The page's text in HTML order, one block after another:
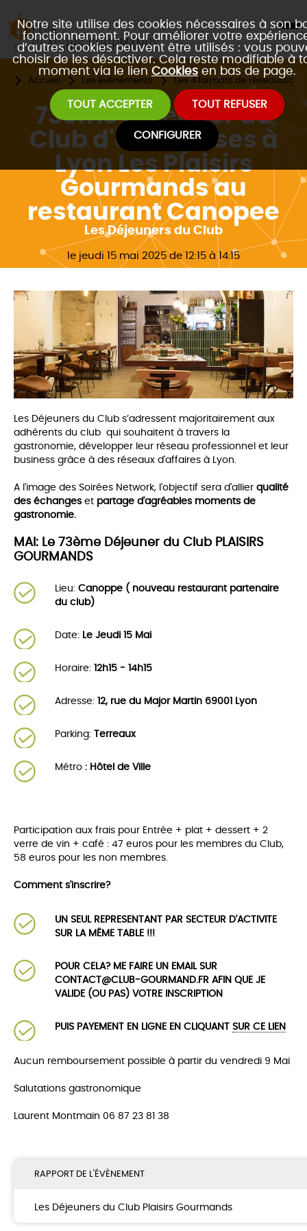
Notre site utilise des cookies nécessaires à son
fonctionnement. Pour améliorer votre
d’autres cookies peuvent être utilisés : vous
choisir de les désactiver. Cela reste modifiable à
moment via le lien Cookies en bas de page.
TOUT ACCEPTER TOUT REFUSER
CONFIGURER
Accueil Les évènements Les 4 formats de réseautage
73ème Déjeuner du
Club d'entreprises à
Lyon Les Plaisirs
Gourmands au
restaurant Canopee
Les Déjeuners du Club
le jeudi 15 mai 2025 de 12:15 à 14:15
RAPPORT DE L'ÉVÈNEMENT
Les Déjeuners du Club Plaisirs Gourmands
Les Déjeuners du Club s’adressent majoritairement aux
adhérents du club qui souhaitent à travers la
gastronomie, développer leur réseau professionnel et leur
business grâce à des réseaux d'affaires à Lyon.
A l'image des Soirées Network, l'objectif sera d'allier qualité
des échangeset partage d'agréables moments de
gastronomie.
MAI: Le 73ème Déjeuner du Club PLAISIRS
GOURMANDS
Lieu: Canoppe ( nouveau restaurant partenaire
du club)
Date: Le Jeudi 15 Mai
Horaire: 12h15 - 14h15
Adresse: 12, rue du Major Martin 69001 Lyon
Parking: Terreaux
Métro : Hôtel de Ville
Participation aux frais pour Entrée + plat + dessert + 2
verre de vin + café : 47 euros pour les membres du Club,
58 euros pour les non membres.
Comment s'inscrire?
UN SEUL REPRESENTANT PAR SECTEUR D'ACTIVITE
SUR LA MËME TABLE !!!
POUR CELA? ME FAIRE UN EMAIL SUR
CONTACT@CLUB-GOURMAND.FR AFIN QUE JE
VALIDE (OU PAS) VOTRE INSCRIPTION
PUIS PAYEMENT EN LIGNE EN CLIQUANT SUR CE LIEN
Aucun remboursement possible à partir du vendredi 9 Mai
Salutations gastronomique
Laurent Montmain 06 87 23 81 38